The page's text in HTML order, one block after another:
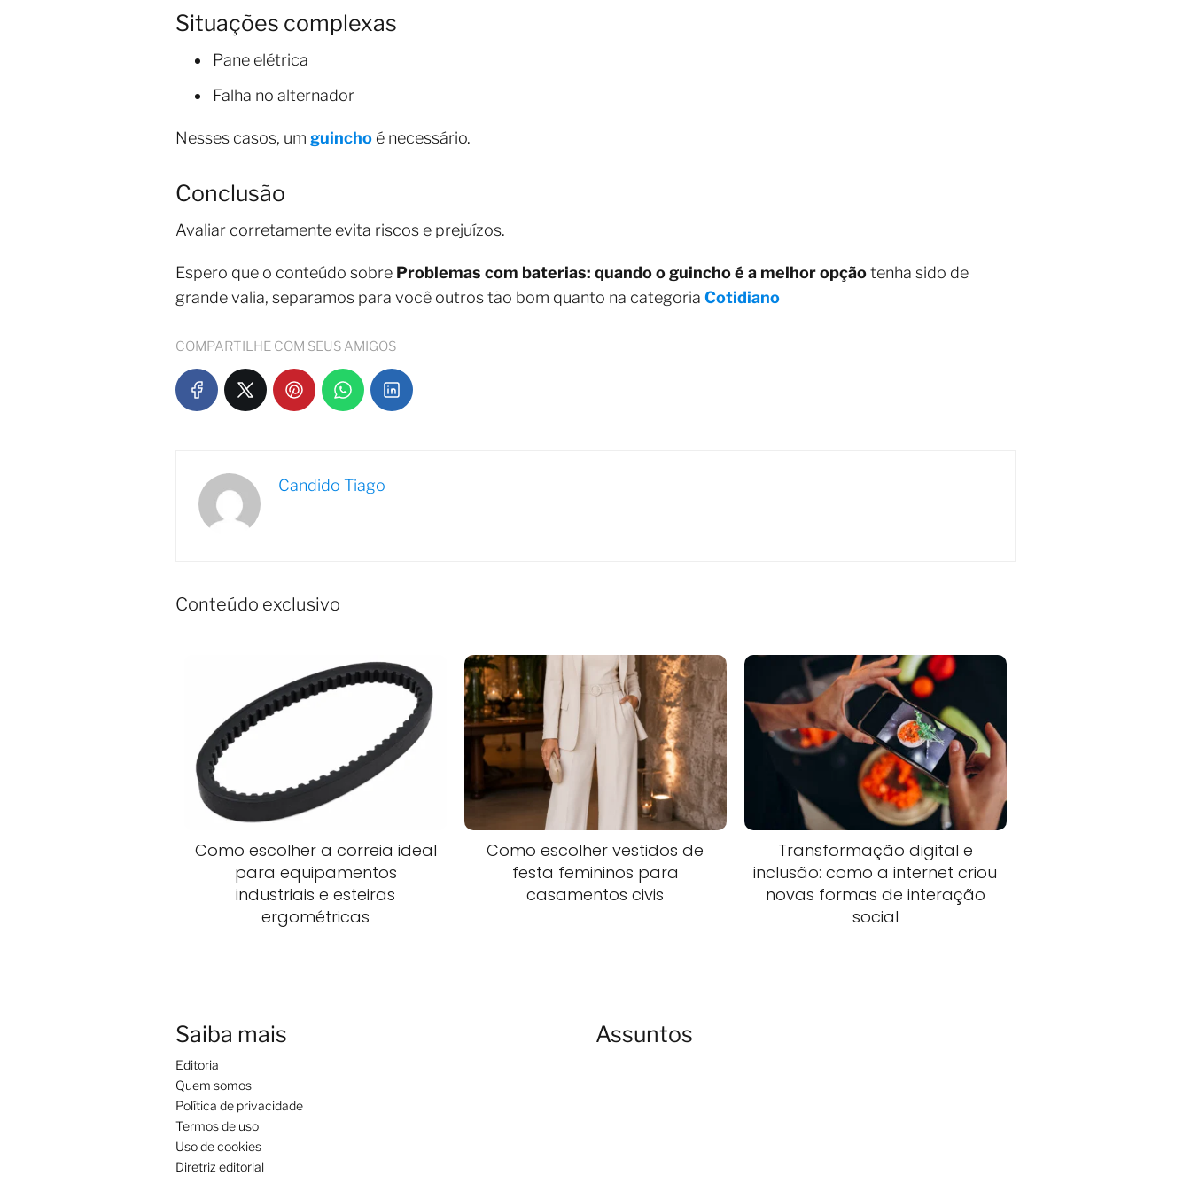
Situações complexas
Pane elétrica
Falha no alternador
Nesses casos, um guincho é necessário.
Conclusão
Avaliar corretamente evita riscos e prejuízos.
Espero que o conteúdo sobre Problemas com baterias: quando o guincho é a melhor opçãotenha sido de
grande valia, separamos para você outros tão bom quanto na categoria Cotidiano
COMPARTILHE COM SEUS AMIGOS
Candido Tiago
Conteúdo exclusivo
Como escolher a correia ideal
para equipamentos
industriais e esteiras
ergométricas
Como escolher vestidos de
festa femininos para
casamentos civis
Transformação digital e
inclusão: como a internet criou
novas formas de interação
social
Saiba mais
Editoria
Quem somos
Política de privacidade
Termos de uso
Uso de cookies
Diretriz editorial
Assuntos